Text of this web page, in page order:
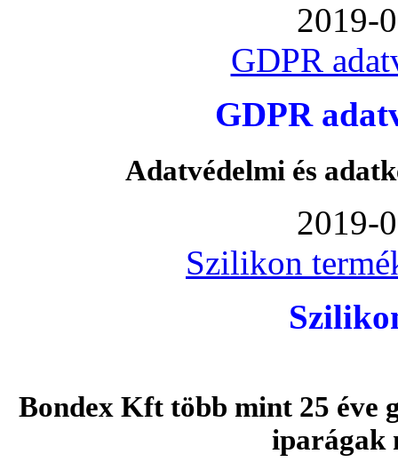
2019-
GDPR
GDPR
Adatvédelmi és
2019-
Szilikon
Bondex Kft több mint 25 éve
iparágak